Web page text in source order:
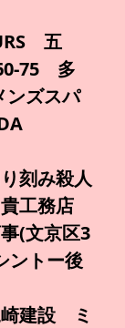
五
75 多
ズスパ
刻み殺人
工務店
(文京区3
ントー後
建設 ミ